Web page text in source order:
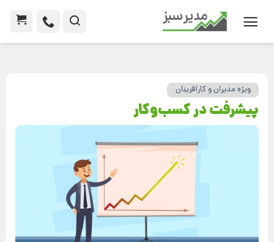
ویژه مدیران و کارآفرینان
پیشرفت در کسب‌وکار